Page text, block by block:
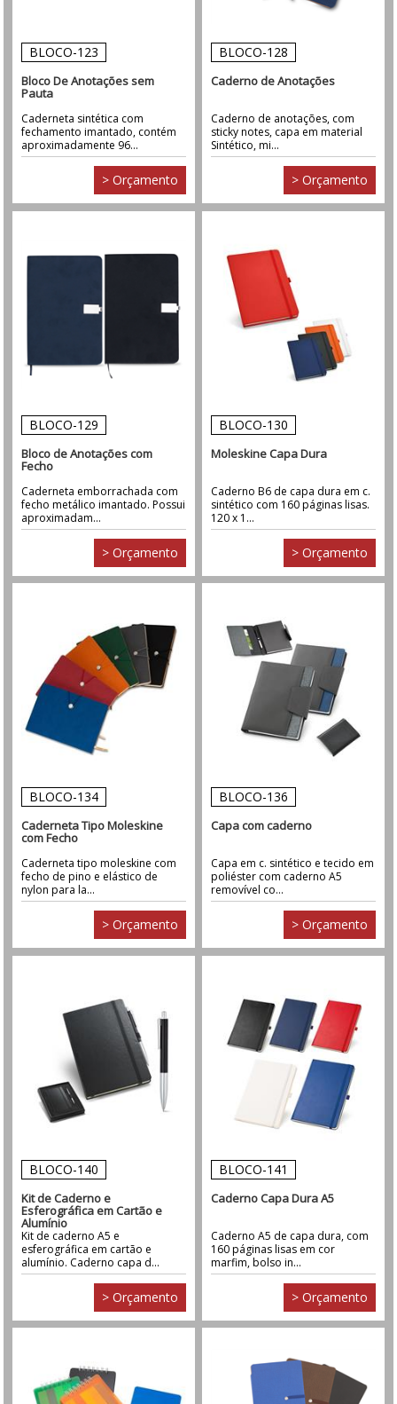
BLOCO-123
Bloco De Anotações sem
Pauta
Caderneta sintética com
fechamento imantado, contém
aproximadamente 96...
> Orçamento
BLOCO-128
Caderno de Anotações
Caderno de anotações, com
sticky notes, capa em material
Sintético, mi...
> Orçamento
BLOCO-129
Bloco de Anotações com
Fecho
Caderneta emborrachada com
fecho metálico imantado. Possui
aproximadam...
> Orçamento
BLOCO-130
Moleskine Capa Dura
Caderno B6 de capa dura em c.
sintético com 160 páginas lisas.
120 x 1...
> Orçamento
BLOCO-134
Caderneta Tipo Moleskine
com Fecho
Caderneta tipo moleskine com
fecho de pino e elástico de
nylon para la...
> Orçamento
BLOCO-136
Capa com caderno
Capa em c. sintético e tecido em
poliéster com caderno A5
removível co...
> Orçamento
BLOCO-140
Kit de Caderno e
Esferográfica em Cartão e
Alumínio
Kit de caderno A5 e
esferográfica em cartão e
alumínio. Caderno capa d...
> Orçamento
BLOCO-141
Caderno Capa Dura A5
Caderno A5 de capa dura, com
160 páginas lisas em cor
marfim, bolso in...
> Orçamento